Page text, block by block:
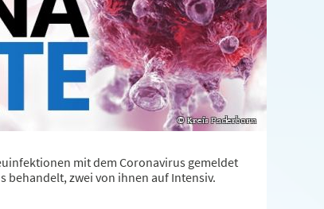
mit dem Coronavirus gemeldet
behandelt, zwei von ihnen auf Intensiv.